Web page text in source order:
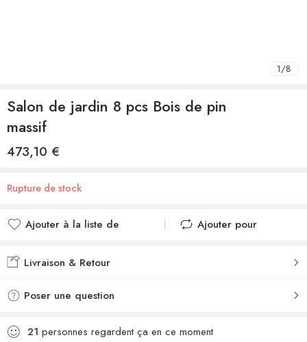
1/8
Salon de jardin 8 pcs Bois de pin
massif
473,10 €
Rupture de stock
Ajouter à la liste de
Ajouté à la liste de
Ajouter pour
Livraison & Retour
Poser une question
21 personnes regardent ça en ce moment